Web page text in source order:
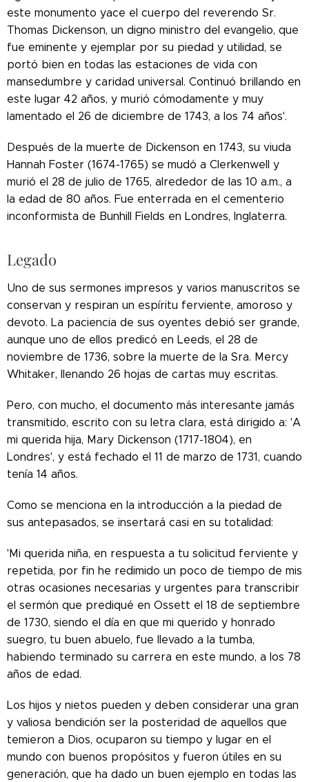
este monumento yace el cuerpo del reverendo Sr.
Thomas Dickenson, un digno ministro del evangelio, que
fue eminente y ejemplar por su piedad y utilidad, se
portó bien en todas las estaciones de vida con
mansedumbre y caridad universal. Continuó brillando en
este lugar 42 años, y murió cómodamente y muy
lamentado el 26 de diciembre de 1743, a los 74 años'.
Después de la muerte de Dickenson en 1743, su viuda
Hannah Foster (1674-1765) se mudó a Clerkenwell y
murió el 28 de julio de 1765, alrededor de las 10 a.m., a
la edad de 80 años. Fue enterrada en el cementerio
inconformista de Bunhill Fields en Londres, Inglaterra.
Legado
Uno de sus sermones impresos y varios manuscritos se
conservan y respiran un espíritu ferviente, amoroso y
devoto. La paciencia de sus oyentes debió ser grande,
aunque uno de ellos predicó en Leeds, el 28 de
noviembre de 1736, sobre la muerte de la Sra. Mercy
Whitaker, llenando 26 hojas de cartas muy escritas.
Pero, con mucho, el documento más interesante jamás
transmitido, escrito con su letra clara, está dirigido a: 'A
mi querida hija, Mary Dickenson (1717-1804), en
Londres', y está fechado el 11 de marzo de 1731, cuando
tenía 14 años.
Como se menciona en la introducción a la piedad de
sus antepasados, se insertará casi en su totalidad:
'Mi querida niña, en respuesta a tu solicitud ferviente y
repetida, por fin he redimido un poco de tiempo de mis
otras ocasiones necesarias y urgentes para transcribir
el sermón que prediqué en Ossett el 18 de septiembre
de 1730, siendo el día en que mi querido y honrado
suegro, tu buen abuelo, fue llevado a la tumba,
habiendo terminado su carrera en este mundo, a los 78
años de edad.
Los hijos y nietos pueden y deben considerar una gran
y valiosa bendición ser la posteridad de aquellos que
temieron a Dios, ocuparon su tiempo y lugar en el
mundo con buenos propósitos y fueron útiles en su
generación, que ha dado un buen ejemplo en todas las